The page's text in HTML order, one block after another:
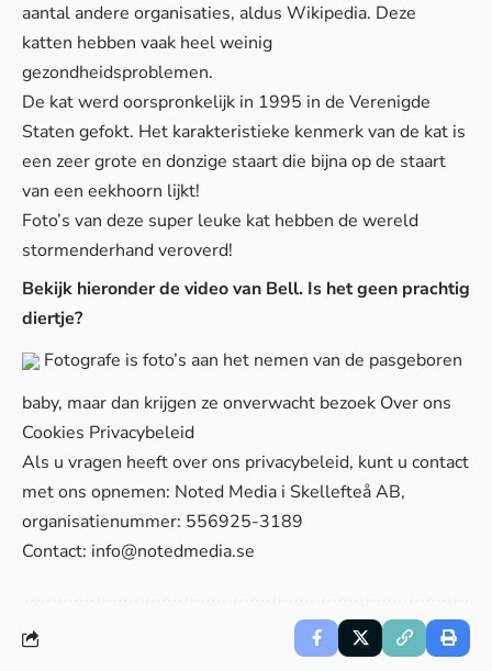
aantal andere organisaties, aldus Wikipedia. Deze
katten hebben vaak heel weinig
gezondheidsproblemen.
De kat werd oorspronkelijk in 1995 in de Verenigde
Staten gefokt. Het karakteristieke kenmerk van de kat is
een zeer grote en donzige staart die bijna op de staart
van een eekhoorn lijkt!
Foto’s van deze super leuke kat hebben de wereld
stormenderhand veroverd!
Bekijk hieronder de video van Bell. Is het geen prachtig
diertje?
Fotografe is foto’s aan het nemen van de pasgeboren
baby, maar dan krijgen ze onverwacht bezoek Over ons
Cookies Privacybeleid
Als u vragen heeft over ons privacybeleid, kunt u contact
met ons opnemen: Noted Media i Skellefteå AB,
organisatienummer: 556925-3189
Contact: info@notedmedia.se